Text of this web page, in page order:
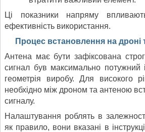
Ці показники напряму
ефективність використання.
Процес встановлення на дроні
Антена має бути зафіксована
сигнал був максимально
геометрія виробу. Для високого
необхідно між дроном та антеною
сигналу.
Налаштування роблять в
як правило, вони вказані в